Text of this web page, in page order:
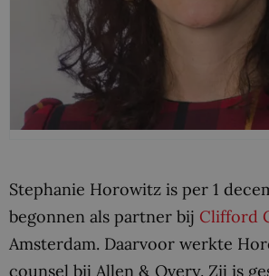
Stephanie Horowitz is per 1
begonnen als partner bij Clifford
Amsterdam. Daarvoor werkte
counsel bij Allen & Overy. Zij is